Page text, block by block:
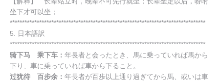
坐下才可以坐；
********************************************************************************
5. 日本語訳
********************************************************************************
骑下马 乘下车 ：年長者と会ったとき、馬に乗っていれば馬から
下り、車に乗っていれば車から下ること。
过犹待 百步余 ：年長者が百歩以上通り過ぎてから馬、或いは車